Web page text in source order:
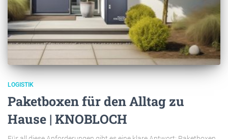
LOGISTIK
Paketboxen für den Alltag zu
Hause | KNOBLOCH